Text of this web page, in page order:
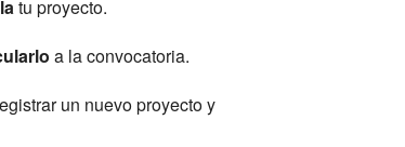
tu proyecto.
a la convocatoria.
un nuevo proyecto y